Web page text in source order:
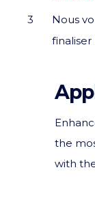
Nous
finaliser
the
with